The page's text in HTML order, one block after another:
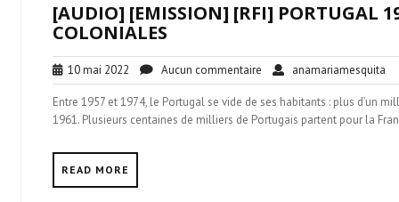
[AUDIO] [EMISSION] [RFI] PORTUGAL
COLONIALES
10 mai 2022 10
mai
2022
Aucun commentaire Aucun
commentaire
anamariamesquita
Entre 1957 et 1974, le Portugal se vide de ses habitants : plus d’un
1961. Plusieurs centaines de milliers de Portugais partent pour la
READ MORE